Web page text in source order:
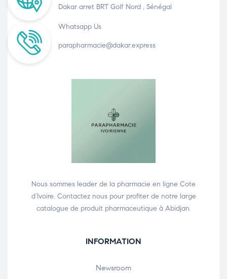
Dakar arret BRT Golf Nord , Sénégal
Whatsapp Us
parapharmacie@dakar.express
Nous sommes leader de la pharmacie en ligne Cote
d’Ivoire. Contactez nous pour profiter de notre large
catalogue de produit pharmaceutique à Abidjan.
INFORMATION
Newsroom